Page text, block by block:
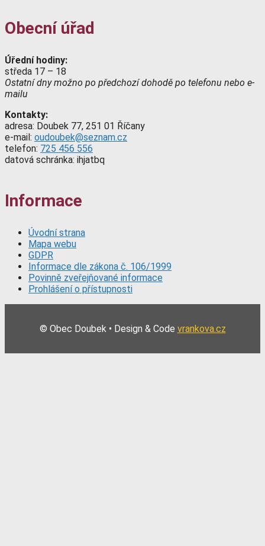
Obecní úřad
Úřední hodiny:
středa 17 – 18
Ostatní dny možno po předchozí dohodě po telefonu nebo e-
mailu
Kontakty:
adresa: Doubek 77, 251 01 Říčany
e-mail: oudoubek@seznam.cz
telefon: 725 456 556
datová schránka: ihjatbq
Informace
Úvodní strana
Mapa webu
GDPR
Informace dle zákona č. 106/1999
Povinně zveřejňované informace
Prohlášení o přístupnosti
© Obec Doubek • Design & Code vrankova.cz